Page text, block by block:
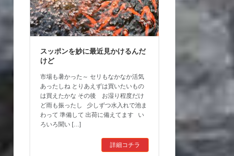
スッポンを妙に最近見かけるんだ
けど
市場も暑かった～ セリもなかなか活気
あったしね とりあえずは買いたいもの
は買えたかな その後 お湿り程度だけ
ど雨も振ったし 少しずつ水入れで池ま
わって 準備して 出荷に備えてます い
ろいろ聞い […]
詳細コチラ